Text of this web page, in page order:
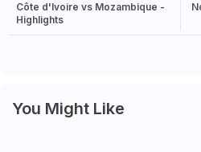
Côte d'Ivoire vs Mozambique -
Highlights
You Might Like